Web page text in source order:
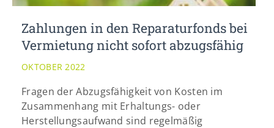
Zahlungen in den Reparaturfonds bei
Vermietung nicht sofort abzugsfähig
OKTOBER 2022
Fragen der Abzugsfähigkeit von Kosten im
Zusammenhang mit Erhaltungs- oder
Herstellungsaufwand sind regelmäßig